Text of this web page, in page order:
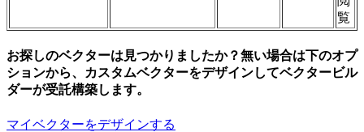
覧
お探しのベクターは見つかりましたか？無い場合は下のオプ
ションから、カスタムベクターをデザインしてベクタービル
ダーが受託構築します。
マイベクターをデザインする